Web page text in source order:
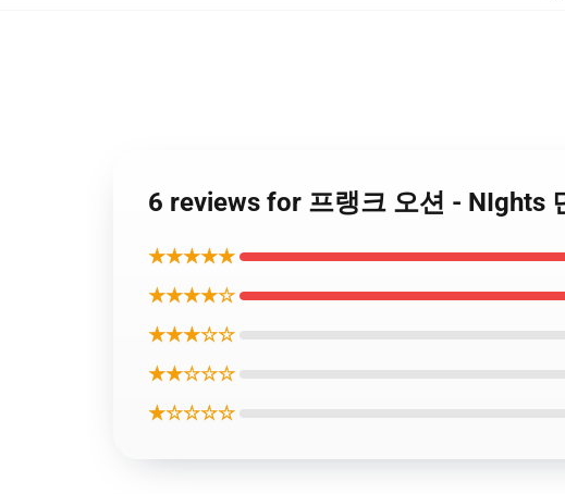
6 reviews for 프랭크 오션 - NIghts
★★★★★
★★★★☆
★★★☆☆
★★☆☆☆
★☆☆☆☆